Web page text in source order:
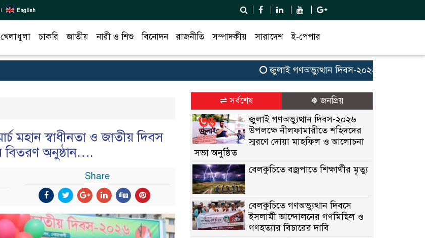
English
খেলাধুলা চাকরি জাতীয় নারী ও শিশু বিনোদন রাজনীতি সম্পাদকীয় সারাদেশ ই-পেপার
জুলাই গণঅভ্যুত্থান দিবস-২০২৬ উপলক্ষে
মহান স্বাধীনতা ও জাতীয় দিবস
বিতরণ অনুষ্ঠান….
Share
⇌ সর্বশেষ ❅ জনপ্রিয়
জুলাই গণঅভ্যুত্থান দিবস-২০২৬
উপলক্ষে নীলফামারীতে শহিদদের
স্মরণে দোয়া মাহফিল ও আলোচনা
সভা অনুষ্ঠিত
বেলকুচিতে বজ্রপাতে শিক্ষার্থীর মৃত্যু
বেলকুচিতে গণঅভ্যুত্থান দিবসে
ইসলামী আন্দোলনের গণমিছিল ও
গণহত্যার বিচারের দাবি